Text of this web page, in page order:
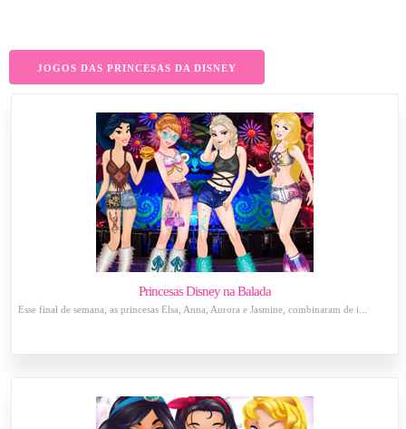
JOGOS DAS PRINCESAS DA DISNEY
Princesas Disney na Balada
Esse final de semana, as princesas Elsa, Anna, Aurora e Jasmine, combinaram de i...